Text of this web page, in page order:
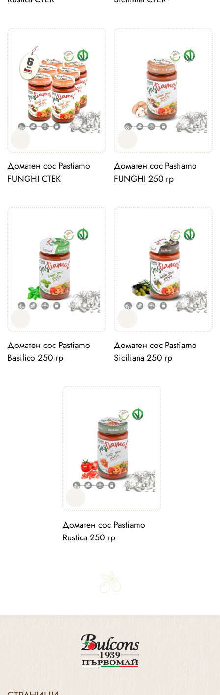
Доматен сос Pastiamo
FUNGHI СТЕК
Доматен сос Pastiamo
FUNGHI 250 гр
Доматен сос Pastiamo
Basilico 250 гр
Доматен сос Pastiamo
Siciliana 250 гр
Доматен сос Pastiamo
Rustica 250 гр